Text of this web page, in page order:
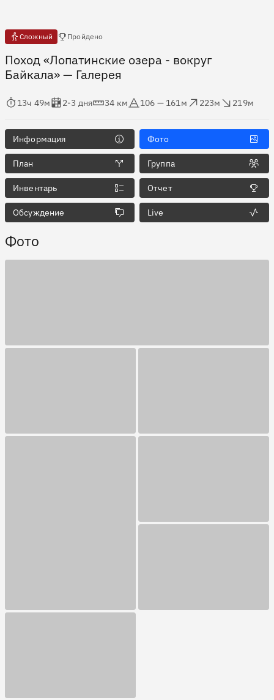
Сложный Пройдено
Поход «Лопатинские озера - вокруг
Байкала»— Галерея
в пути
13ч 49м
Оценка в днях
2-3 дня
Дистанция
34 км
Абсолютная высота
106 — 161м
223м
219м
Информация Фото
План Группа
Инвентарь Отчет
Обсуждение Live
Фото